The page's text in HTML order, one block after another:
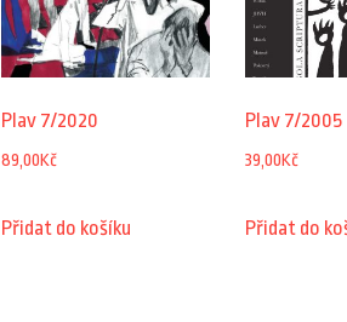
Plav 7/2020
89,00Kč
Přidat do košíku
Plav 7/2005
39,00Kč
Přidat do